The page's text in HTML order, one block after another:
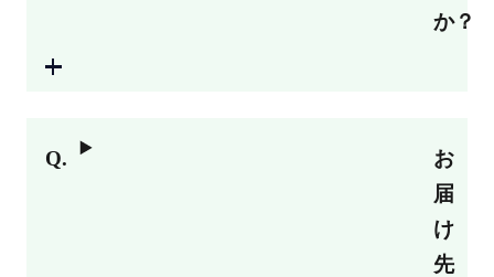
か？
お
届
け
先